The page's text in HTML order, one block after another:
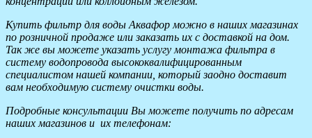
Купить фильтр для воды Аквафор можно в наших магазинах
по розничной продаже или заказать их с доставкой на дом.
Так же вы можете указать услугу монтажа фильтра в
систему водопровода высококвалифицированным
специалистом нашей компании, который заодно доставит
вам необходимую систему очистки воды.
Подробные консультации Вы можете получить по адресам
наших магазинов и их телефонам: